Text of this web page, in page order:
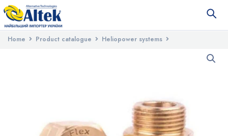
Home Product catalogue
Heliopower systems